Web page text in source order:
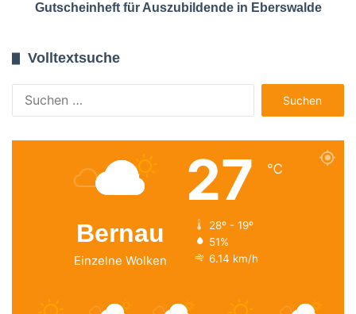
Gutscheinheft für Auszubildende in Eberswalde
Volltextsuche
nach:
Bernau
Einzelne Wolken
27 ℃
28º - 19º
51%
6.14 km/h